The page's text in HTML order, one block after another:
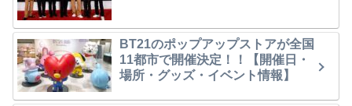
BT21のポップアップストアが全国
11都市で開催決定！！【開催日・
場所・グッズ・イベント情報】